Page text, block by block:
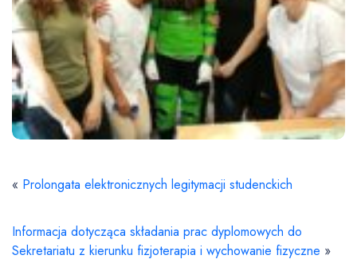
« Prolongata elektronicznych legitymacji studenckich
Informacja dotycząca składania prac dyplomowych do
Sekretariatu z kierunku fizjoterapia i wychowanie fizyczne »